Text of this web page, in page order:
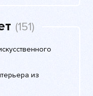
(151)
из